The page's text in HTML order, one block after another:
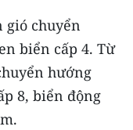
gió chuyển
biển cấp 4. Từ
hướng
8, biển động